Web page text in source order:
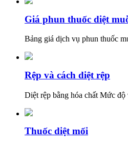
Giá phun thuốc diệt
Bảng giá dịch vụ phun thuốc
Rệp và cách diệt rệp
Diệt rệp bằng hóa chất Mức độ
Thuốc diệt mối